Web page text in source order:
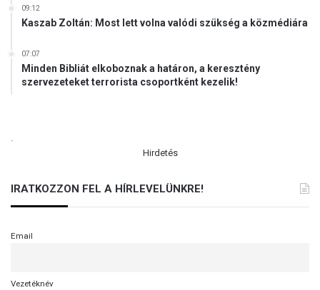
09:12
Kaszab Zoltán: Most lett volna valódi szükség a közmédiára
07:07
Minden Bibliát elkoboznak a határon, a keresztény
szervezeteket terrorista csoportként kezelik!
Hirdetés
IRATKOZZON FEL A HÍRLEVELÜNKRE!
Email
Vezetéknév